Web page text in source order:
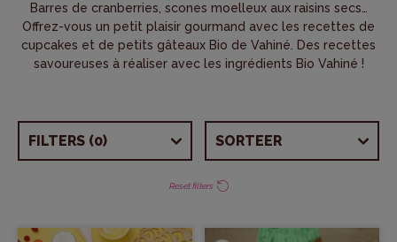
Barres de cranberries, scones moelleux aux raisins secs…
Offrez-vous un petit plaisir gourmand avec les recettes de
cupcakes et de petits gâteaux Bio de Vahiné. Des recettes
savoureuses à réaliser avec les ingrédients Bio Vahiné !
FILTERS (0) SORTEER
Reset filters
Creatieve recepten
Recepten per gelegenheid
Recept Crêpes, Wafels & Pannenkoeken
Crêpes, Wafels & Pannenkoeken
Taarten met Fondant
Verjaardagstaarten voor kinderen
Taarten & Cake
Moederdag
Vaderdag
Snacks
Halloween
Pasen
Chocolade
Fruit
Vanille
Winter
Lente